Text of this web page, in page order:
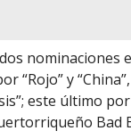
nominaciones
“Rojo” y
este último
Bad